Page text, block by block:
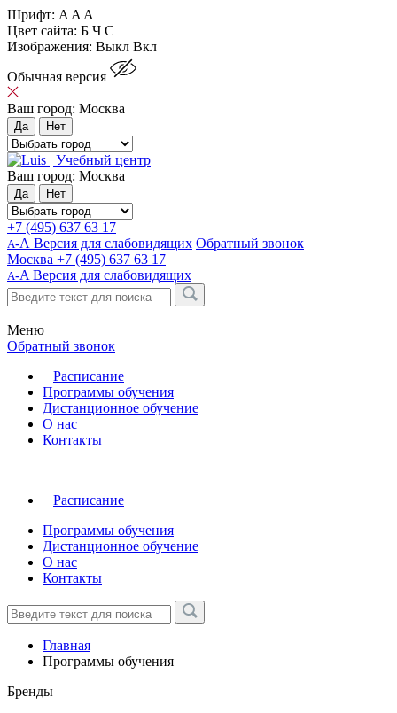
Шрифт: A A A
Цвет сайта: Б Ч С
Изображения: Выкл Вкл
Обычная версия
Ваш город: Москва
Да Нет
Ваш город: Москва
Да Нет
+7 (495) 637 63 17
А-А Версия для слабовидящих Обратный звонок
Москва +7 (495) 637 63 17
A-A Версия для слабовидящих
Меню
Обратный звонок
Расписание
Программы обучения
Дистанционное обучение
О нас
Контакты
Расписание
Программы обучения
Дистанционное обучение
О нас
Контакты
Главная
Программы обучения
Бренды